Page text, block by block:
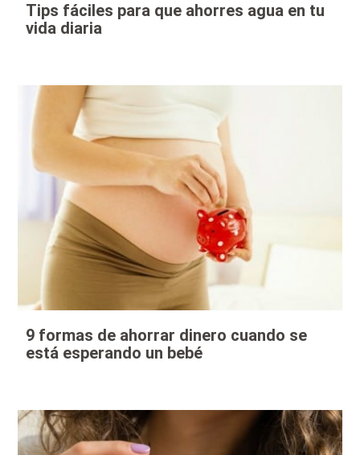
Tips fáciles para que ahorres agua en tu
vida diaria
9 formas de ahorrar dinero cuando se
está esperando un bebé